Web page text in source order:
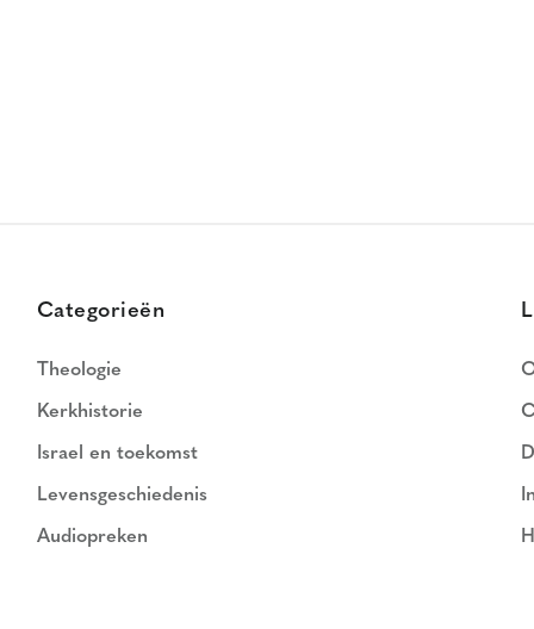
Categorieën
Theologie
Kerkhistorie
Israel en toekomst
Levensgeschiedenis
Audiopreken